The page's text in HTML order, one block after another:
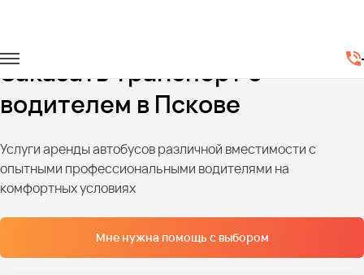
Заказать транспорт с
водителем в Пскове
Услуги аренды автобусов различной вместимости с
опытными профессиональными водителями на
комфортных условиях
Мне нужна помощь с выбором